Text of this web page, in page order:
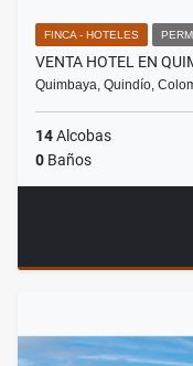
FINCA - HOTELES
VENTA HOTEL EN
Quimbaya, Quindío,
14Alcobas
0 Baños